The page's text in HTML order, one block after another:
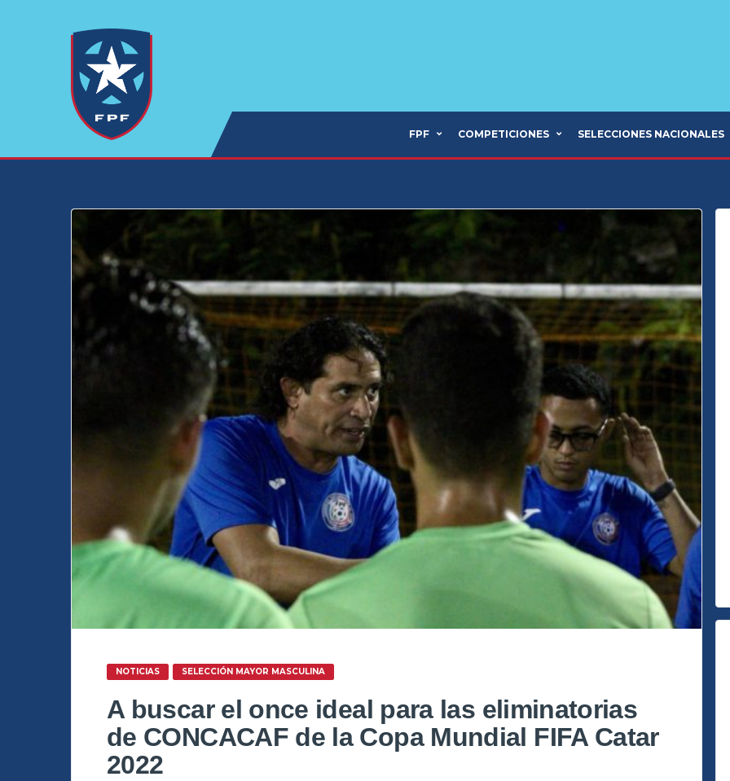
FPF COMPETICIONES SELECCIONES NACIONALES
NOTICIAS SELECCIÓN MAYOR MASCULINA
A buscar el once ideal para las eliminatorias
de CONCACAF de la Copa Mundial FIFA Catar
2022